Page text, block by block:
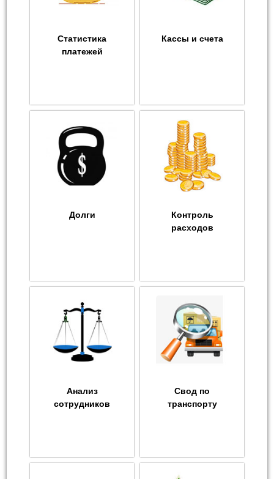
Статистика
платежей
Кассы и счета
Долги
Контроль
расходов
Анализ
сотрудников
Свод по
транспорту